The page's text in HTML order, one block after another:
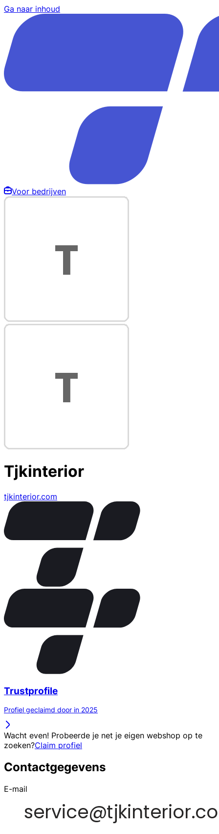
Ga naar inhoud
Voor bedrijven
Tjkinterior
tjkinterior.com
Trustprofile
Profiel geclaimd door in 2025
Wacht even! Probeerde je net je eigen webshop op te
zoeken?Claim profiel
Contactgegevens
E-mail